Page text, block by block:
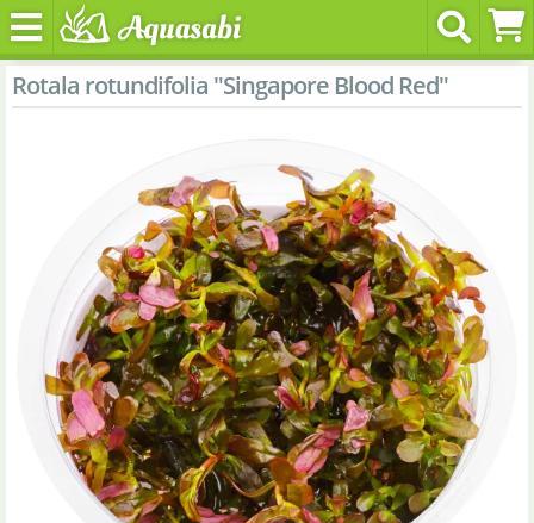
Rotala rotundifolia "Singapore Blood Red"